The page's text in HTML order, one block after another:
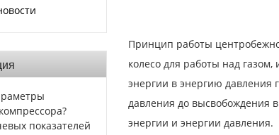
Принцип работы
колесо для работы над
энергии в энергию давления
давления до высвобождения
энергии и энергии давления.
показателей